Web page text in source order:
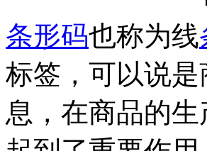
条形码也称为线
标签，可以说
息，在商品的